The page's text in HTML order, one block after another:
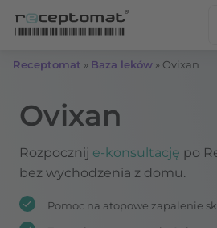
Receptomat » Baza leków » Ovixan
Ovixan
Rozpocznij e-konsultację po
bez wychodzenia z domu.
Pomoc na atopowe zapalenie